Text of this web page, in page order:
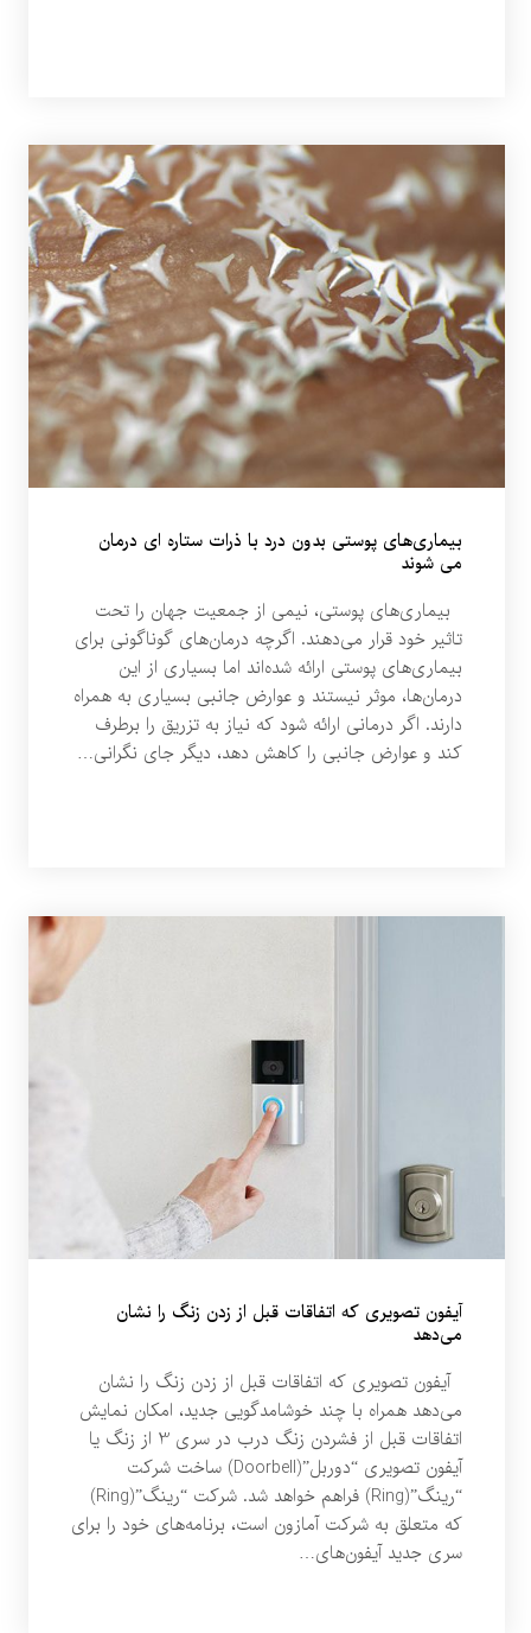
بیماری‌های پوستی بدون درد با ذرات ستاره ای درمان
می شوند
بیماری‌های پوستی، نیمی از جمعیت جهان را تحت
تاثیر خود قرار می‌دهند. اگرچه درمان‌های گوناگونی برای
بیماری‌های پوستی ارائه شده‌اند اما بسیاری از این
درمان‌ها، موثر نیستند و عوارض جانبی بسیاری به همراه
دارند. اگر درمانی ارائه شود که نیاز به تزریق را برطرف
کند و عوارض جانبی را کاهش دهد، دیگر جای نگرانی…
آیفون تصویری که اتفاقات قبل از زدن زنگ را نشان
می‌دهد
آیفون تصویری که اتفاقات قبل از زدن زنگ را نشان
می‌دهد همراه با چند خوشامدگویی جدید، امکان نمایش
اتفاقات قبل از فشردن زنگ درب در سری 3 از زنگ یا
آیفون تصویری “دوربل”(Doorbell) ساخت شرکت
“رینگ”(Ring) فراهم خواهد شد. شرکت “رینگ”(Ring)
که متعلق به شرکت آمازون است، برنامه‌های خود را برای
سری جدید آیفون‌های…